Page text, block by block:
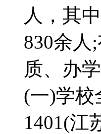
人，其
830余
质、办
(一)学
1401(